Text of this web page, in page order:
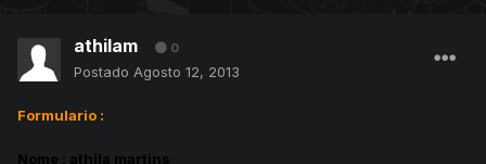
athilam 0
Postado Agosto 12, 2013
Formulario :
Nome : athila martins